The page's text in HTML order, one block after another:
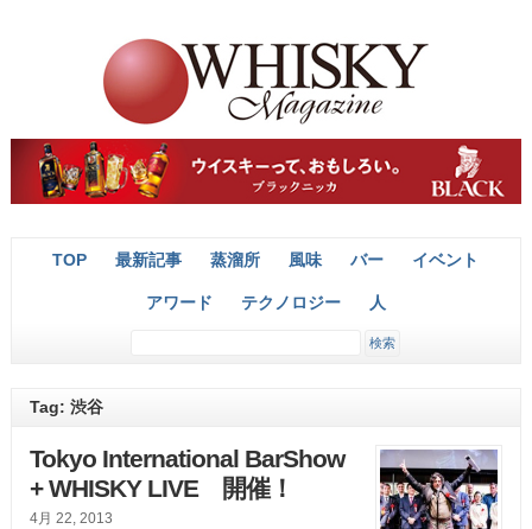
TOP 最新記事 蒸溜所 風味 バー イベント
アワード テクノロジー 人
Tag: 渋谷
Tokyo International BarShow
+ WHISKY LIVE 開催！
4月 22, 2013